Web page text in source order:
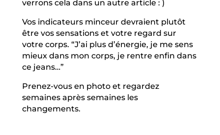
verrons cela dans un autre article : )
Vos indicateurs minceur devraient plutôt
être vos sensations et votre regard sur
votre corps. “J’ai plus d’énergie, je me sens
mieux dans mon corps, je rentre enfin dans
ce jeans…”
Prenez-vous en photo et regardez
semaines après semaines les
changements.